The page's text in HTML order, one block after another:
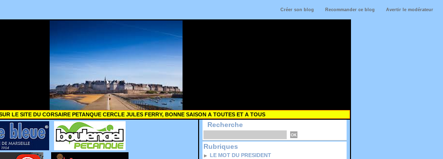
Créer son blog Recommander ce blog Avertir le modérateur
LE SITE DU CORSAIRE PETANQUE CERCLE JULES FERRY, BONNE SAISON A TOUTES ET A TOUS
Recherche
Rubriques
LE MOT DU PRESIDENT